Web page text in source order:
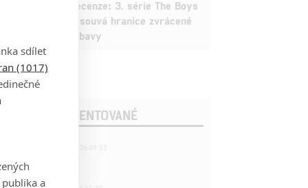
Recenze: 3. série The Boys
posouvá hranice zvrácené
zábavy
KOMENTOVANÉ
彈專家
sdílet
(1017)
a